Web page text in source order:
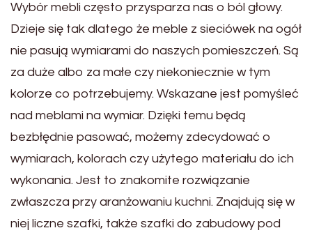
Wybór mebli często przysparza nas o ból głowy.
Dzieje się tak dlatego że meble z sieciówek na ogół
nie pasują wymiarami do naszych pomieszczeń. Są
za duże albo za małe czy niekoniecznie w tym
kolorze co potrzebujemy. Wskazane jest pomyśleć
nad meblami na wymiar. Dzięki temu będą
bezbłędnie pasować, możemy zdecydować o
wymiarach, kolorach czy użytego materiału do ich
wykonania. Jest to znakomite rozwiązanie
zwłaszcza przy aranżowaniu kuchni. Znajdują się w
niej liczne szafki, także szafki do zabudowy pod